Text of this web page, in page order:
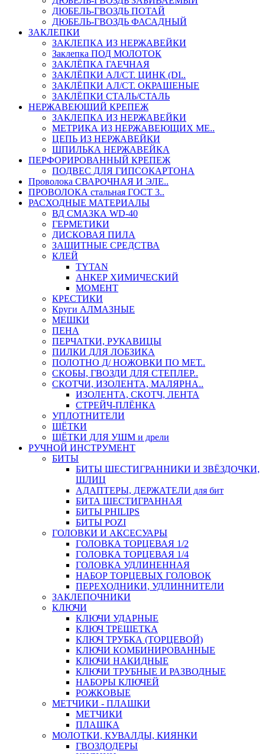
ДЮБЕЛЬ-ГВОЗДЬ ПОТАЙ
ДЮБЕЛЬ-ГВОЗДЬ ФАСАДНЫЙ
ЗАКЛЕПКИ
ЗАКЛЕПКА ИЗ НЕРЖАВЕЙКИ
Заклепка ПОД МОЛОТОК
ЗАКЛЁПКА ГАЕЧНАЯ
ЗАКЛЁПКИ АЛ/СТ. ЦИНК (DI..
ЗАКЛЁПКИ АЛ/СТ. ОКРАШЕНЫЕ
ЗАКЛЁПКИ СТАЛЬ/СТАЛЬ
НЕРЖАВЕЮЩИЙ КРЕПЕЖ
ЗАКЛЕПКА ИЗ НЕРЖАВЕЙКИ
МЕТРИКА ИЗ НЕРЖАВЕЮЩИХ МЕ..
ЦЕПЬ ИЗ НЕРЖАВЕЙКИ
ШПИЛЬКА НЕРЖАВЕЙКА
ПЕРФОРИРОВАННЫЙ КРЕПЕЖ
ПОДВЕС ДЛЯ ГИПСОКАРТОНА
Проволока СВАРОЧНАЯ И ЭЛЕ..
ПРОВОЛОКА стальная ГОСТ 3..
РАСХОДНЫЕ МАТЕРИАЛЫ
ВД СМАЗКА WD-40
ГЕРМЕТИКИ
ДИСКОВАЯ ПИЛА
ЗАЩИТНЫЕ СРЕДСТВА
КЛЕЙ
TYTAN
АНКЕР ХИМИЧЕСКИЙ
МОМЕНТ
КРЕСТИКИ
Круги АЛМАЗНЫЕ
МЕШКИ
ПЕНА
ПЕРЧАТКИ, РУКАВИЦЫ
ПИЛКИ ДЛЯ ЛОБЗИКА
ПОЛОТНО Д/ НОЖОВКИ ПО МЕТ..
СКОБЫ, ГВОЗДИ ДЛЯ СТЕПЛЕР..
СКОТЧИ, ИЗОЛЕНТА, МАЛЯРНА..
ИЗОЛЕНТА, СКОТЧ, ЛЕНТА
СТРЕЙЧ-ПЛЁНКА
УПЛОТНИТЕЛИ
ЩЁТКИ
ЩЁТКИ ДЛЯ УШМ и дрели
РУЧНОЙ ИНСТРУМЕНТ
БИТЫ
БИТЫ ШЕСТИГРАННИКИ И ЗВЁЗДОЧКИ,
ШЛИЦ
АДАПТЕРЫ, ДЕРЖАТЕЛИ для бит
БИТА ШЕСТИГРАННАЯ
БИТЫ PHILIPS
БИТЫ POZI
ГОЛОВКИ И АКСЕСУАРЫ
ГОЛОВКА ТОРЦЕВАЯ 1/2
ГОЛОВКА ТОРЦЕВАЯ 1/4
ГОЛОВКА УДЛИНЕННАЯ
НАБОР ТОРЦЕВЫХ ГОЛОВОК
ПЕРЕХОДНИКИ, УДЛИННИТЕЛИ
ЗАКЛЕПОЧНИКИ
КЛЮЧИ
КЛЮЧИ УДАРНЫЕ
КЛЮЧ ТРЕЩЕТКА
КЛЮЧ ТРУБКА (ТОРЦЕВОЙ)
КЛЮЧИ КОМБИНИРОВАННЫЕ
КЛЮЧИ НАКИДНЫЕ
КЛЮЧИ ТРУБНЫЕ И РАЗВОДНЫЕ
НАБОРЫ КЛЮЧЕЙ
РОЖКОВЫЕ
МЕТЧИКИ - ПЛАШКИ
МЕТЧИКИ
ПЛАШКА
МОЛОТКИ, КУВАЛДЫ, КИЯНКИ
ГВОЗДОДЕРЫ